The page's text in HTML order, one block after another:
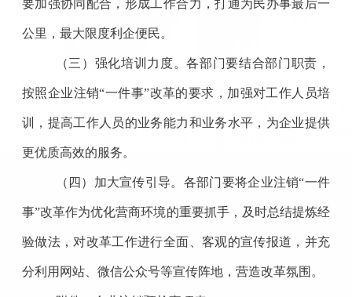
要加强协同配合，形成工作合力，打通为民办事最后一
公里，最大限度利企便民。
（三）强化培训力度。各部门要结合部门职责，
按照企业注销“一件事”改革的要求，加强对工作人员培
训，提高工作人员的业务能力和业务水平，为企业提供
更优质高效的服务。
（四）加大宣传引导。 各部门要将企业注销“一件
事”改革作为优化营商环境的重要抓手，及时总结提炼经
验做法，对改革工作进行全面、客观的宣传报道，并充
分利用网站、微信公众号等宣传阵地，营造改革氛围。